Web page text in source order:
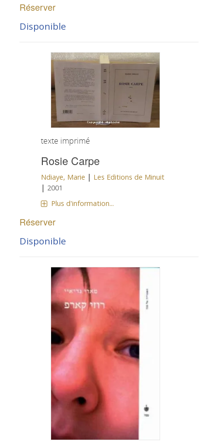
Réserver
Disponible
texte imprimé
Rosie Carpe
Ndiaye, Marie | Les Editions de Minuit
| 2001
Plus d'information...
Réserver
Disponible